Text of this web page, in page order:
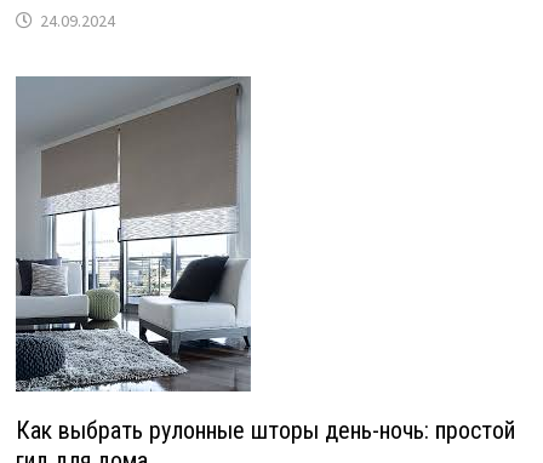
24.09.2024
Как выбрать рулонные шторы день-ночь: простой